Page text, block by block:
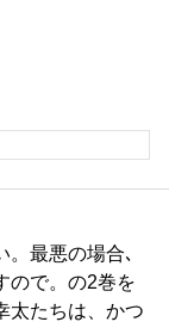
。最悪の場合､
ので。の2巻を
太たちは、かつ